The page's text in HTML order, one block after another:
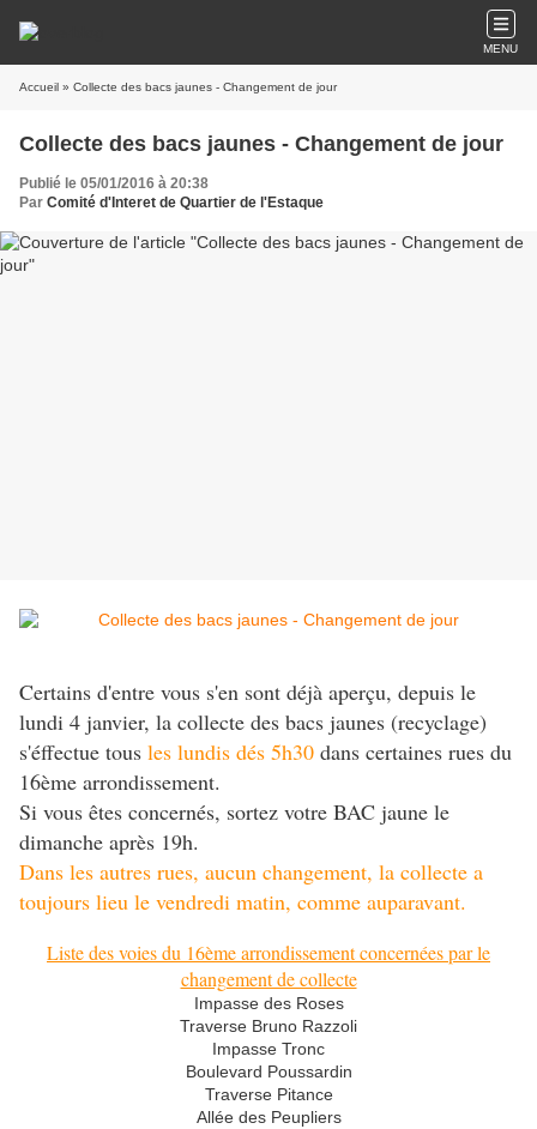
MENU
Accueil » Collecte des bacs jaunes - Changement de jour
Collecte des bacs jaunes - Changement de jour
Publié le 05/01/2016 à 20:38
Par Comité d'Interet de Quartier de l'Estaque
Certains d'entre vous s'en sont déjà aperçu, depuis le
lundi 4 janvier, la collecte des bacs jaunes (recyclage)
s'éffectue tous les lundis dés 5h30 dans certaines rues du
16ème arrondissement.
Si vous êtes concernés, sortez votre BAC jaune le
dimanche après 19h.
Dans les autres rues, aucun changement, la collecte a
toujours lieu le vendredi matin, comme auparavant.
Liste des voies du 16ème arrondissement concernées par le
changement de collecte
Impasse des Roses
Traverse Bruno Razzoli
Impasse Tronc
Boulevard Poussardin
Traverse Pitance
Allée des Peupliers